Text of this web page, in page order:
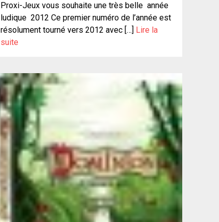
Proxi-Jeux vous souhaite une très belle année
ludique 2012 Ce premier numéro de l’année est
résolument tourné vers 2012 avec […] Lire la
suite